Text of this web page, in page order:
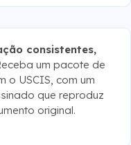
um pacote de
o USCIS, com um
que reproduz
original.